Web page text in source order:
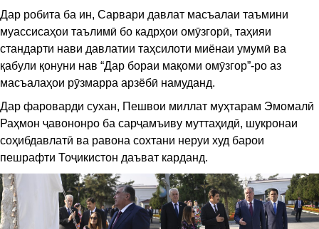
Дар робита ба ин, Сарвари давлат масъалаи таъмини
муассисаҳои таълимӣ бо кадрҳои омӯзгорӣ, таҳияи
стандарти нави давлатии таҳсилоти миёнаи умумӣ ва
қабули қонуни нав “Дар бораи мақоми омӯзгор”-ро аз
масъалаҳои рӯзмарра арзёбӣ намуданд.
Дар фароварди сухан, Пешвои миллат муҳтарам Эмомалӣ
Раҳмон ҷавононро ба сарҷамъиву муттаҳидӣ, шукронаи
соҳибдавлатӣ ва равона сохтани неруи худ барои
пешрафти Тоҷикистон даъват карданд.